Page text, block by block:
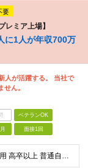
要
レミア上場】
に1人が年収700万
人が活躍する。 当社で
せん。
ベテランOK
面接1回
◎100％人物や意欲重視の採用 高卒以上 普通自動車第一種運転免許取得者（AT限定可） ★職歴は全く問いません！ 前向きにコツコツと向き合える方であれば結果がついてくるお仕事です。 現職・無職、正社